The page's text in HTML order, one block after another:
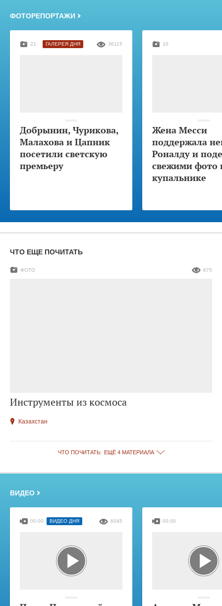
ФОТОРЕПОРТАЖИ
Добрынин, Чурикова,
Малахова и Цапник
посетили светскую
премьеру
21 ГАЛЕРЕЯ ДНЯ 36115
Жена Месси
поддержала
Роналду и
свежими фото
купальнике
10
ЧТО ЕЩЕ ПОЧИТАТЬ
Инструменты из космоса
ФОТО 675
Казахстан
ЧТО ПОЧИТАТЬ: ЕЩЁ 4 МАТЕРИАЛА
ВИДЕО
00:00 ВИДЕО ДНЯ 6045 00:00